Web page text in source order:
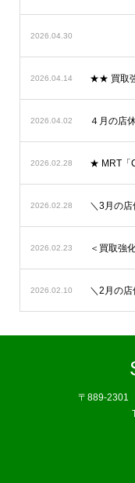
2026.04.30
2026.04.14 ★★ 買取
2026.04.02 ４月の店
2026.02.28 ★ MRT「
2026.02.28 ＼3月の店
2026.02.23 ＜買取強
2026.02.10 ＼2月の店
〒889-2301